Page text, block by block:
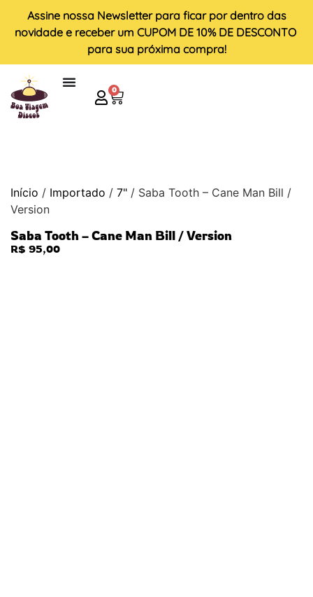
Assine nossa Newsletter para ficar por dentro das
novidade e receber um CUPOM DE 10% DE DESCONTO
para sua próxima compra!
0
Início / Importado / 7" / Saba Tooth – Cane Man Bill /
Version
Saba Tooth – Cane Man Bill / Version
R$ 95,00